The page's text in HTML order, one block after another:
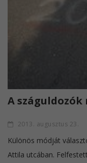
A
2013. augusztus 23.
Különös módját
Attila utcában.